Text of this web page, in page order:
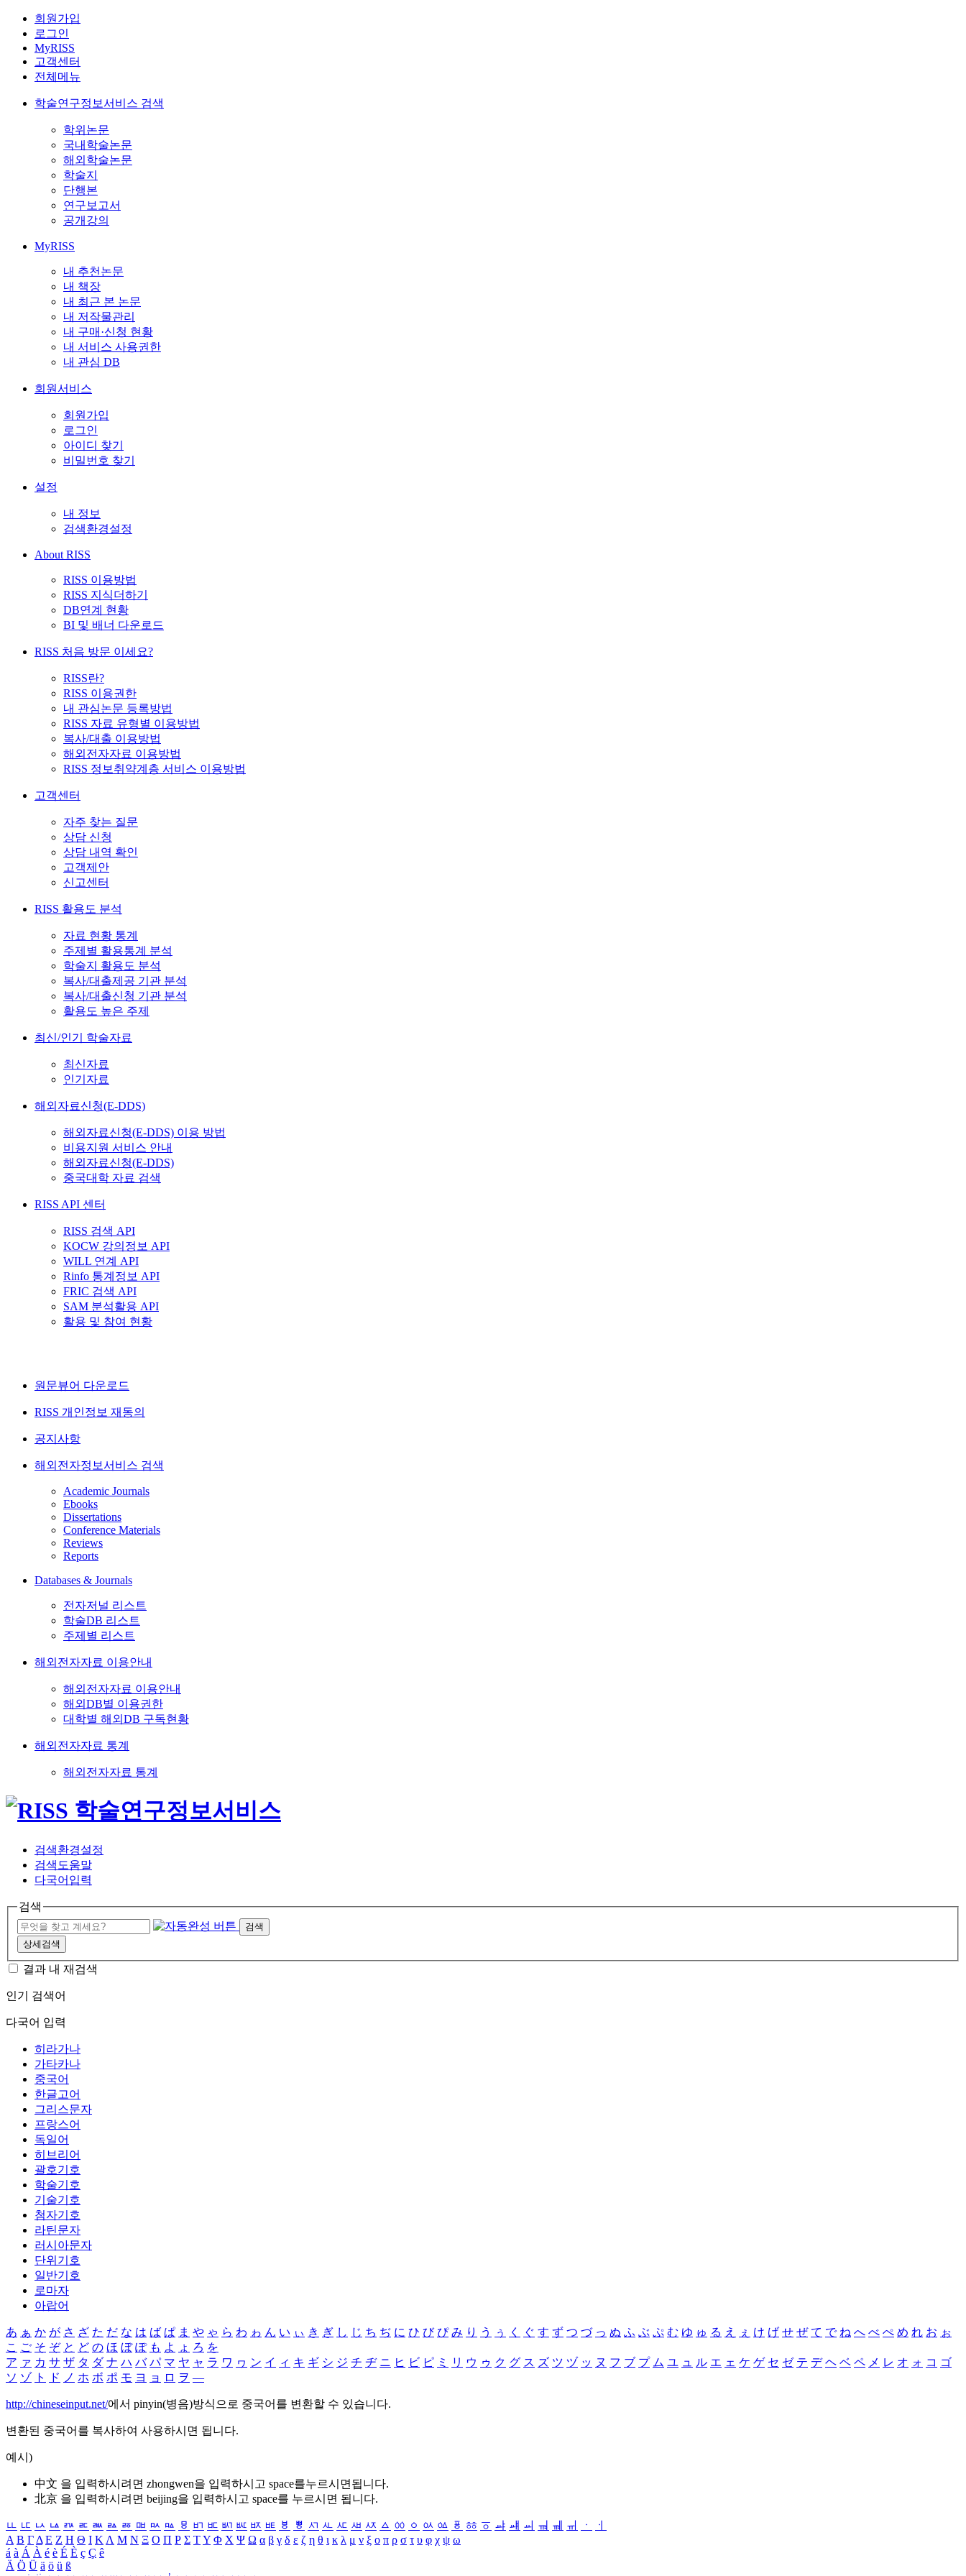
회원가입
로그인
MyRISS
고객센터
전체메뉴
학술연구정보서비스 검색
학위논문
국내학술논문
해외학술논문
학술지
단행본
연구보고서
공개강의
MyRISS
내 추천논문
내 책장
내 최근 본 논문
내 저작물관리
내 구매·신청 현황
내 서비스 사용권한
내 관심 DB
회원서비스
회원가입
로그인
아이디 찾기
비밀번호 찾기
설정
내 정보
검색환경설정
About RISS
RISS 이용방법
RISS 지식더하기
DB연계 현황
BI 및 배너 다운로드
RISS 처음 방문 이세요?
RISS란?
RISS 이용권한
내 관심논문 등록방법
RISS 자료 유형별 이용방법
복사/대출 이용방법
해외전자자료 이용방법
RISS 정보취약계층 서비스 이용방법
고객센터
자주 찾는 질문
상담 신청
상담 내역 확인
고객제안
신고센터
RISS 활용도 분석
자료 현황 통계
주제별 활용통계 분석
학술지 활용도 분석
복사/대출제공 기관 분석
복사/대출신청 기관 분석
활용도 높은 주제
최신/인기 학술자료
최신자료
인기자료
해외자료신청(E-DDS)
해외자료신청(E-DDS) 이용 방법
비용지원 서비스 안내
해외자료신청(E-DDS)
중국대학 자료 검색
RISS API 센터
RISS 검색 API
KOCW 강의정보 API
WILL 연계 API
Rinfo 통계정보 API
FRIC 검색 API
SAM 분석활용 API
활용 및 참여 현황
원문뷰어 다운로드
RISS 개인정보 재동의
공지사항
해외전자정보서비스 검색
Academic Journals
Ebooks
Dissertations
Conference Materials
Reviews
Reports
Databases & Journals
전자저널 리스트
학술DB 리스트
주제별 리스트
해외전자자료 이용안내
해외전자자료 이용안내
해외DB별 이용권한
대학별 해외DB 구독현황
해외전자자료 통계
해외전자자료 통계
검색환경설정
검색도움말
다국어입력
검색
검색
상세검색
결과 내 재검색
인기 검색어
다국어 입력
히라가나
가타카나
중국어
한글고어
그리스문자
프랑스어
독일어
히브리어
괄호기호
학술기호
기술기호
첨자기호
라틴문자
러시아문자
단위기호
일반기호
로마자
아랍어
あ ぁ か が さ ざ た だ な は ば ぱ ま や ゃ ら わ ゎ ん い ぃ き ぎ し じ ち ぢ に ひ び ぴ み り う ぅ く ぐ す ず つ づ っ ぬ ふ ぶ ぷ む ゆ ゅ る え ぇ け げ せ ぜ て で ね へ べ ぺ め れ お ぉ
こ ご そ ぞ と ど の ほ ぼ ぽ も よ ょ ろ を
ア ァ カ サ ザ タ ダ ナ ハ バ パ マ ヤ ャ ラ ワ ヮ ン イ ィ キ ギ シ ジ チ ヂ ニ ヒ ビ ピ ミ リ ウ ゥ ク グ ス ズ ツ ヅ ッ ヌ フ ブ プ ム ユ ュ ル エ ェ ケ ゲ セ ゼ テ デ ヘ ベ ペ メ レ オ ォ コ ゴ
ソ ゾ ト ド ノ ホ ボ ポ モ ヨ ョ ロ ヲ ―
http://chineseinput.net/에서 pinyin(병음)방식으로 중국어를 변환할 수 있습니다.
변환된 중국어를 복사하여 사용하시면 됩니다.
예시)
中文 을 입력하시려면 zhongwen을 입력하시고 space를누르시면됩니다.
北京 을 입력하시려면 beijing을 입력하시고 space를 누르시면 됩니다.
ㅥ ㅦ ㅧ ㅨ ㅩ ㅪ ㅫ ㅬ ㅭ ㅮ ㅯ ㅰ ㅱ ㅲ ㅳ ㅴ ㅵ ㅶ ㅷ ㅸ ㅹ ㅺ ㅻ ㅼ ㅽ ㅾ ㅿ ㆀ ㆁ ㆂ ㆃ ㆄ ㆅ ㆆ ㆇ ㆈ ㆉ ㆊ ㆋ ㆌ ㆍ
ㆎ
Α Β ΓΔ Ε Ζ Η Θ Ι ΚΛ Μ Ν Ξ Ο Π Ρ Σ ΤΥ Φ Χ Ψ Ω α β γ δ ε ζ η θ ι κ λ μ ν ξ ο π ρ σ τ υ φ χ ψ ω
á à Á À é è É È ç Ç ê
Ä Ö Ü ä ö ü ß